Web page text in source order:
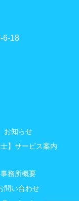
6-18
お知らせ
士】サービス案内
事務所概要
問い合わせ